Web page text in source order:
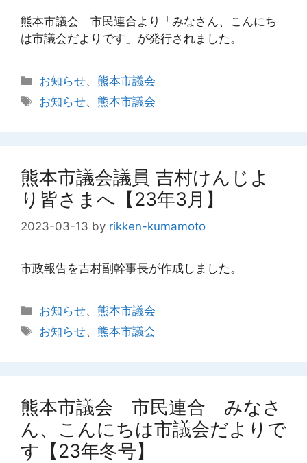
熊本市議会 市民連合より「みなさん、こんにち
は市議会だよりです」が発行されました。
カ
テ
ゴ
お知らせ、熊本市議会
タ
お知らせ、熊本市議会
熊本市議会議員 吉村けんじよ
り皆さまへ【23年3月】
2023-03-13 by rikken-kumamoto
市政報告を吉村副幹事長が作成しました。
カ
テ
お知らせ、熊本市議会
タ
お知らせ、熊本市議会
熊本市議会 市民連合 みなさ
ん、こんにちは市議会だよりで
す【23年冬号】